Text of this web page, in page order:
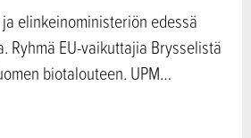
elinkeinoministeriön edessä
Ryhmä EU-vaikuttajia Brysselistä
biotalouteen. UPM…